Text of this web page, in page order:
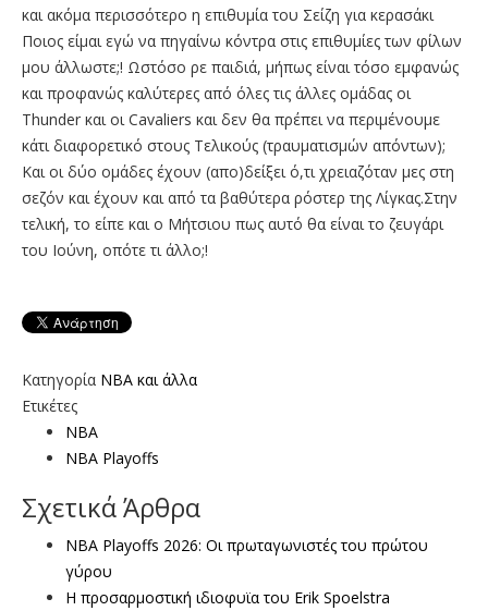
και ακόμα περισσότερο η επιθυμία του Σείζη για κερασάκι
Ποιος είμαι εγώ να πηγαίνω κόντρα στις επιθυμίες των φίλων
μου άλλωστε;! Ωστόσο ρε παιδιά, μήπως είναι τόσο εμφανώς
και προφανώς καλύτερες από όλες τις άλλες ομάδας οι
Thunder και οι Cavaliers και δεν θα πρέπει να περιμένουμε
κάτι διαφορετικό στους Τελικούς (τραυματισμών απόντων);
Και οι δύο ομάδες έχουν (απο)δείξει ό,τι χρειαζόταν μες στη
σεζόν και έχουν και από τα βαθύτερα ρόστερ της Λίγκας.Στην
τελική, το είπε και ο Μήτσιου πως αυτό θα είναι το ζευγάρι
του Ιούνη, οπότε τι άλλο;!
Κατηγορία NBA και άλλα
Ετικέτες
NBA
NBA Playoffs
Σχετικά Άρθρα
NBA Playoffs 2026: Οι πρωταγωνιστές του πρώτου
γύρου
Η προσαρμοστική ιδιοφυϊα του Erik Spoelstra